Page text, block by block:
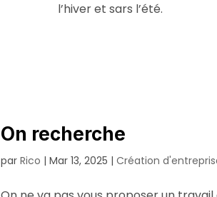
l’hiver et sars l’été.
On recherche
parRico |Mar 13, 2025 |Création